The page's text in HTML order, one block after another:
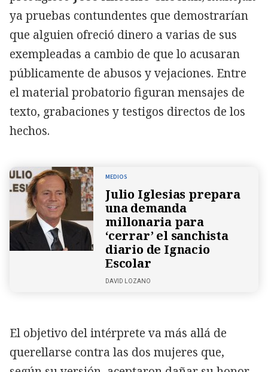
ya pruebas contundentes que demostrarían
que alguien ofreció dinero a varias de sus
exempleadas a cambio de que lo acusaran
públicamente de abusos y vejaciones. Entre
el material probatorio figuran mensajes de
texto, grabaciones y testigos directos de los
hechos.
MEDIOS
Julio Iglesias prepara
una demanda
millonaria para
‘cerrar’ el sanchista
diario de Ignacio
Escolar
DAVID LOZANO
El objetivo del intérprete va más allá de
querellarse contra las dos mujeres que,